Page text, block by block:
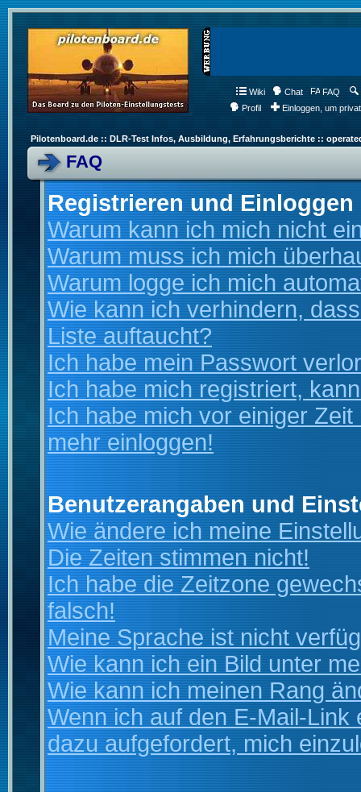
Wiki Chat FAQ
Profil
Einloggen, um
Pilotenboard.de :: DLR-Test Infos, Ausbildung, Erfahrungsberichte ::
FAQ
Registrieren und Einloggen
Warum kann ich mich nicht
Warum muss ich mich
Warum logge ich mich
Wie kann ich verhindern,
Liste auftaucht?
Ich habe mein Passwort
Ich habe mich registriert,
Ich habe mich vor einiger
mehr einloggen!
Benutzerangaben und
Wie ändere ich meine
Die Zeiten stimmen nicht!
Ich habe die Zeitzone
falsch!
Meine Sprache ist nicht
Wie kann ich ein Bild unter
Wie kann ich meinen Rang
Wenn ich auf den E-Mail-
dazu aufgefordert, mich